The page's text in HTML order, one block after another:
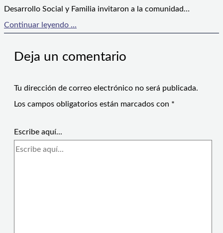
Desarrollo Social y Familia invitaron a la comunidad…
Continuar leyendo ...
Deja un comentario
Tu dirección de correo electrónico no será publicada.
Los campos obligatorios están marcados con *
Escribe aquí...